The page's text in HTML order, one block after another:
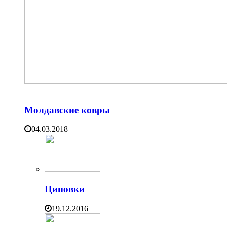
Молдавские ковры
04.03.2018
Циновки
19.12.2016